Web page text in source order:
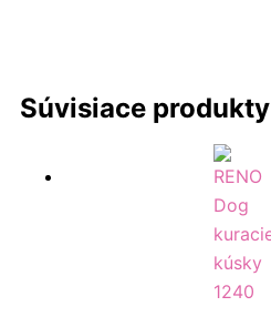
Súvisiace produkty